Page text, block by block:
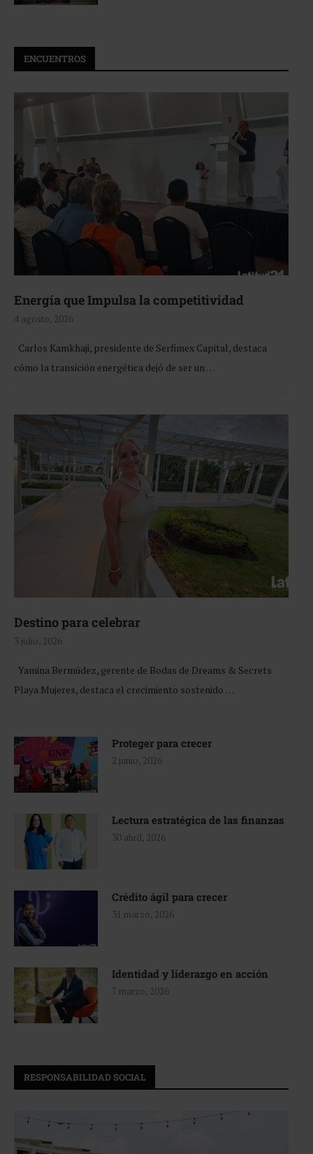
ENCUENTROS
Energía que Impulsa la competitividad
4 agosto, 2026
Carlos Kamkhaji, presidente de Serfimex Capital, destaca
cómo la transición energética dejó de ser un …
Destino para celebrar
3 julio, 2026
Yamina Bermúdez, gerente de Bodas de Dreams & Secrets
Playa Mujeres, destaca el crecimiento sostenido …
Proteger para crecer
2 junio, 2026
Lectura estratégica de las finanzas
30 abril, 2026
Crédito ágil para crecer
31 marzo, 2026
Identidad y liderazgo en acción
7 marzo, 2026
RESPONSABILIDAD SOCIAL